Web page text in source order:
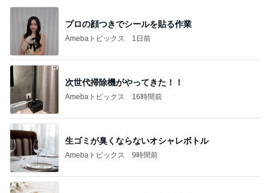
プロの顔つきでシールを貼る作業
Amebaトピックス 1日前
次世代掃除機がやってきた！！
Amebaトピックス 16時間前
生ゴミが臭くならないオシャレボトル
Amebaトピックス 9時間前